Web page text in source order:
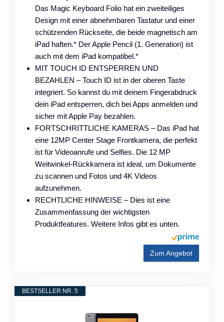
Das Magic Keyboard Folio hat ein zweiteiliges
Design mit einer abnehmbaren Tastatur und einer
schützenden Rückseite, die beide magnetisch am
iPad haften.* Der Apple Pencil (1. Generation) ist
auch mit dem iPad kompatibel.*
MIT TOUCH ID ENTSPERREN UND
BEZAHLEN – Touch ID ist in der oberen Taste
integriert. So kannst du mit deinem Fingerabdruck
dein iPad entsperren, dich bei Apps anmelden und
sicher mit Apple Pay bezahlen.
FORTSCHRITTLICHE KAMERAS – Das iPad hat
eine 12MP Center Stage Frontkamera, die perfekt
ist für Videoanrufe und Selfies. Die 12 MP
Weitwinkel-Rückkamera ist ideal, um Dokumente
zu scannen und Fotos und 4K Videos
aufzunehmen.
RECHTLICHE HINWEISE – Dies ist eine
Zusammenfassung der wichtigsten
Produktfeatures. Weitere Infos gibt es unten.
Zum Angebot
BESTSELLER NR. 5